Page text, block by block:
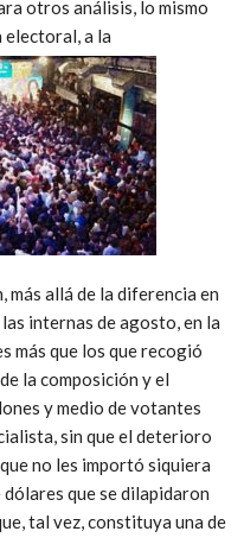
otros análisis, lo mismo
electoral, a la
allá de la diferencia en
internas de agosto, en la
más que los que recogió
la composición y el
y medio de votantes
sin que el deterioro
no les importó siquiera
dólares que se dilapidaron
tal vez, constituya una de